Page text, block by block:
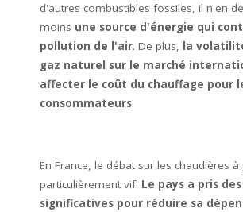
d'autres combustibles fossiles, il n'en
moins une source d'énergie qui
pollution de l'air. De plus, la
gaz naturel sur le marché
affecter le coût du chauffage pour
consommateurs.
En France, le débat sur les chaudières à
particulièrement vif. Le pays a pris
significatives pour réduire sa